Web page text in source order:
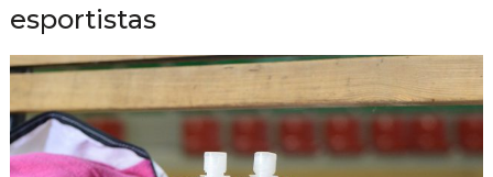
esportistas